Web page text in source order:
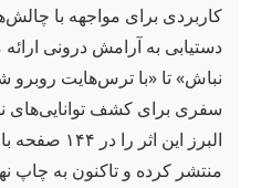
کاربردی برای مواجهه با
دستیابی به آرامش درونی ارائه
نباش» تا «با ترس‌هایت
سفری برای کشف توانایی‌های
البرز این
منتشر کرده و تاکنون به چاپ